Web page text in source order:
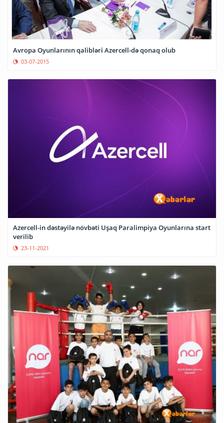
Avropa Oyunlarının qalibləri Azercell-də qonaq olub
03-07-2015
Azercell-in dəstəyilə növbəti Uşaq Paralimpiya Oyunlarına start
verilib
23-11-2021